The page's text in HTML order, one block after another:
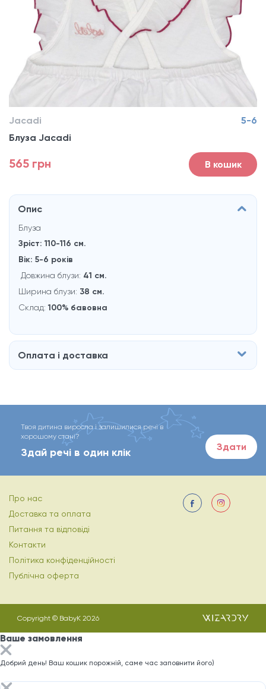
Jacadi
5-6
Блуза Jacadi
565 грн В кошик
Опис
Блуза
Зріст: 110-116 см.
Вік: 5-6 рокiв
Довжина блузи: 41 см.
Ширина блузи: 38 см.
Склад:100% бавовна
Оплата і доставка
Твоя дитина виросла і залишилися речі в
хорошому стані?
Здай речі в один клік Здати
Про нас
Доставка та оплата
Питання та відповіді
Контакти
Політика конфіденційності
Публічна оферта
Copyright © BabyK 2026
Ваше замовлення
Добрий день! Ваш кошик порожній, саме час заповнити його)